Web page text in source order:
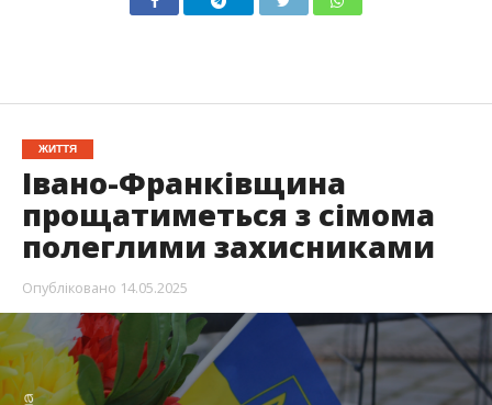
ЖИТТЯ
Івано-Франківщина
прощатиметься з сімома
полеглими захисниками
Опубліковано 14.05.2025